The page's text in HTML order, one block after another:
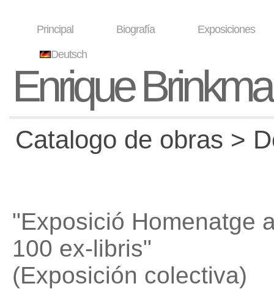
Principal Biografía Exposiciones
Deutsch
Enrique
Catalogo de obras >
"Exposició Homenatge
100 ex-libris"
(Exposición colectiva)